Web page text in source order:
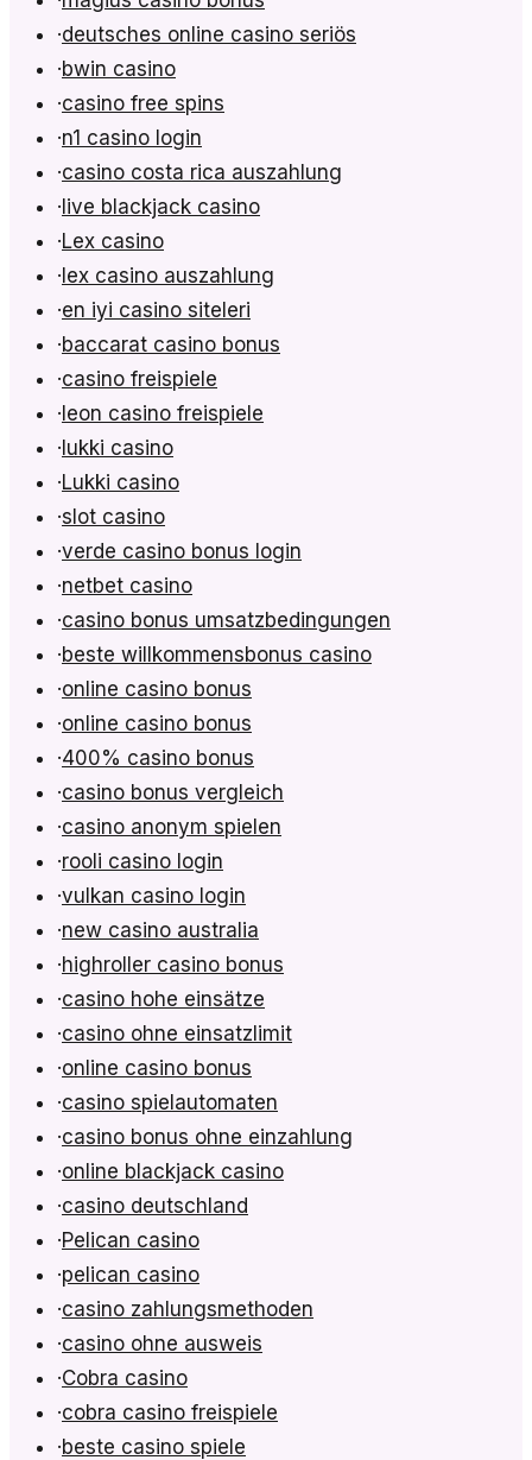
·deutsches online casino seriös
·bwin casino
·casino free spins
·n1 casino login
·casino costa rica auszahlung
·live blackjack casino
·Lex casino
·lex casino auszahlung
·en iyi casino siteleri
·baccarat casino bonus
·casino freispiele
·leon casino freispiele
·lukki casino
·Lukki casino
·slot casino
·verde casino bonus login
·netbet casino
·casino bonus umsatzbedingungen
·beste willkommensbonus casino
·online casino bonus
·online casino bonus
·400% casino bonus
·casino bonus vergleich
·casino anonym spielen
·rooli casino login
·vulkan casino login
·new casino australia
·highroller casino bonus
·casino hohe einsätze
·casino ohne einsatzlimit
·online casino bonus
·casino spielautomaten
·casino bonus ohne einzahlung
·online blackjack casino
·casino deutschland
·Pelican casino
·pelican casino
·casino zahlungsmethoden
·casino ohne ausweis
·Cobra casino
·cobra casino freispiele
·beste casino spiele